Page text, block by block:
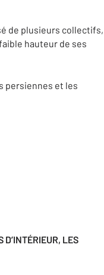
de plusieurs collectifs,
hauteur de ses
persiennes et les
D’INTÉRIEUR, LES